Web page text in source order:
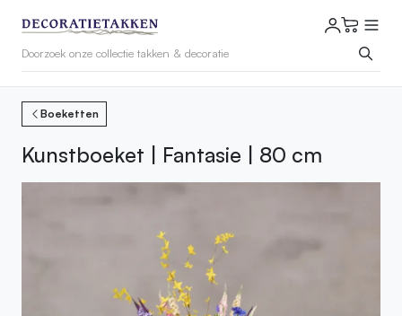
Boeketten
Kunstboeket | Fantasie | 80 cm